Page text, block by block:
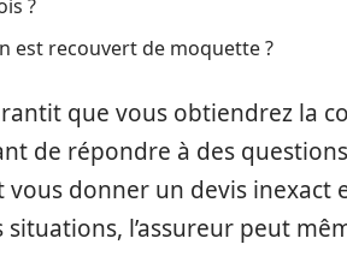
?
est recouvert de moquette ?
que vous obtiendrez la
de répondre à des
donner un devis inexact
l’assureur peut